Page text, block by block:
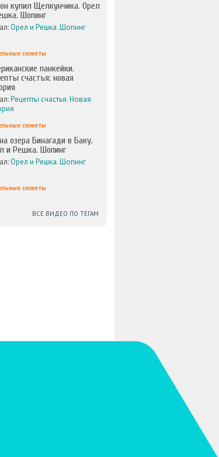
купил Щелкунчика. Орел
Шопинг
Орел и Решка. Шопинг
сюжеты
панкейки.
счастья: новая
Рецепты счастья. Новая
сюжеты
озера Бинагади в Баку.
и Решка. Шопинг
Орел и Решка. Шопинг
сюжеты
ВСЕ ВИДЕО ПО ТЕГАМ